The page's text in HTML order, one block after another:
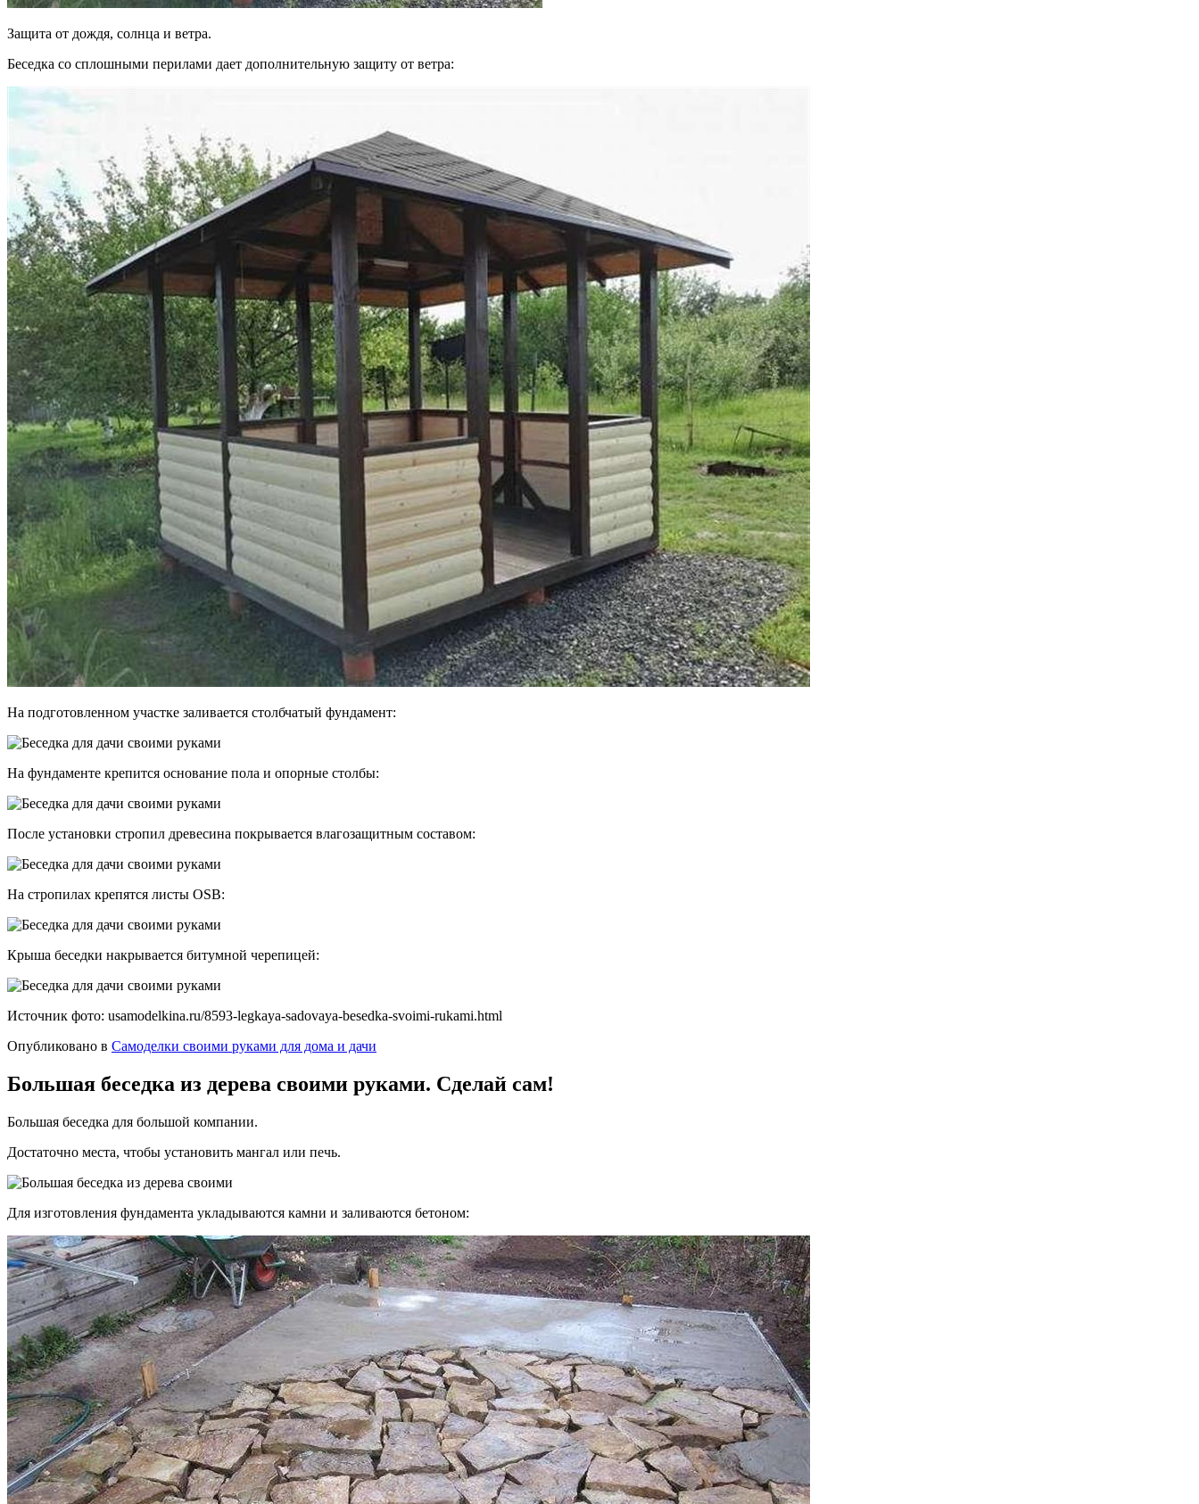
Защита от дождя, солнца и ветра.
Беседка со сплошными перилами дает дополнительную защиту от ветра:
На подготовленном участке заливается столбчатый фундамент:
На фундаменте крепится основание пола и опорные столбы:
После установки стропил древесина покрывается влагозащитным составом:
На стропилах крепятся листы OSB:
Крыша беседки накрывается битумной черепицей:
Источник фото: usamodelkina.ru/8593-legkaya-sadovaya-besedka-svoimi-rukami.html
Опубликовано в Самоделки своими руками для дома и дачи
Большая беседка из дерева своими руками. Сделай сам!
Большая беседка для большой компании.
Достаточно места, чтобы установить мангал или печь.
Для изготовления фундамента укладываются камни и заливаются бетоном: